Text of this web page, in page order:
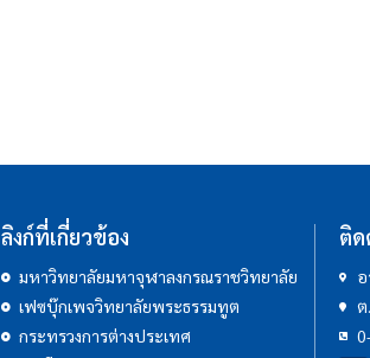
ลิงก์ที่เกี่ยวข้อง
มหาวิทยาลัยมหาจุฬาลงกรณราชวิทยาลัย
เฟซบุ๊กเพจวิทยาลัยพระธรรมทูต
กระทรวงการต่างประเทศ
ติด
ต